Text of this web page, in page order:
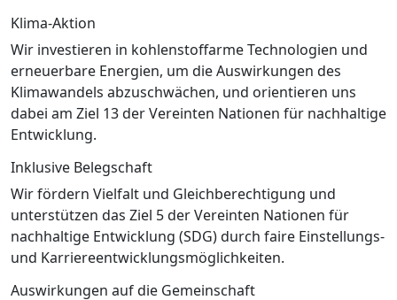
Klima-Aktion
Wir investieren in kohlenstoffarme Technologien und
erneuerbare Energien, um die Auswirkungen des
Klimawandels abzuschwächen, und orientieren uns
dabei am Ziel 13 der Vereinten Nationen für nachhaltige
Entwicklung.
Inklusive Belegschaft
Wir fördern Vielfalt und Gleichberechtigung und
unterstützen das Ziel 5 der Vereinten Nationen für
nachhaltige Entwicklung (SDG) durch faire Einstellungs-
und Karriereentwicklungsmöglichkeiten.
Auswirkungen auf die Gemeinschaft